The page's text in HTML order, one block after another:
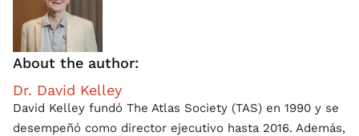
About the author:
Dr. David Kelley
David Kelley fundó The Atlas Society (TAS) en 1990 y se
desempeñó como director ejecutivo hasta 2016. Además,